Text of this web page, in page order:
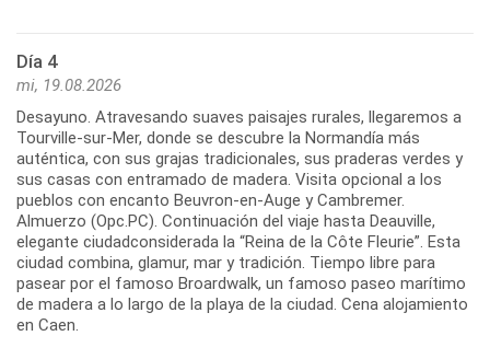
Día 4
mi, 19.08.2026
Desayuno. Atravesando suaves paisajes rurales, llegaremos a
Tourville-sur-Mer, donde se descubre la Normandía más
auténtica, con sus grajas tradicionales, sus praderas verdes y
sus casas con entramado de madera. Visita opcional a los
pueblos con encanto Beuvron-en-Auge y Cambremer.
Almuerzo (Opc.PC). Continuación del viaje hasta Deauville,
elegante ciudadconsiderada la “Reina de la Côte Fleurie”. Esta
ciudad combina, glamur, mar y tradición. Tiempo libre para
pasear por el famoso Broardwalk, un famoso paseo marítimo
de madera a lo largo de la playa de la ciudad. Cena alojamiento
en Caen.